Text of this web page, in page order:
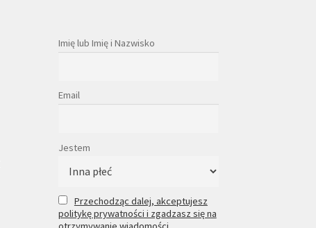
Imię lub Imię i Nazwisko
Email
Jestem
Przechodząc dalej, akceptujesz
politykę prywatności i zgadzasz się na